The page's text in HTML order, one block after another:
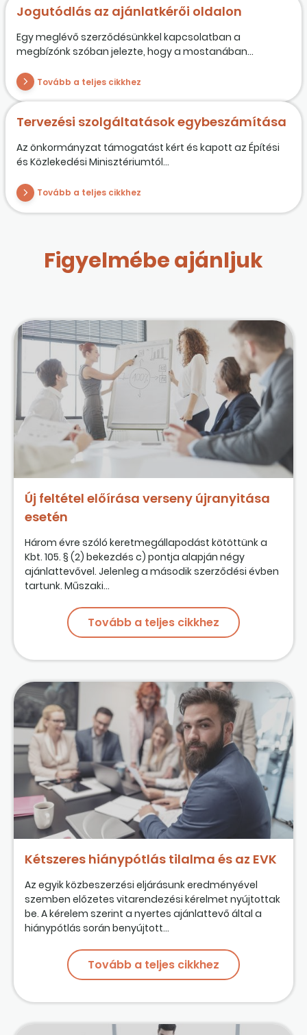
Jogutódlás az ajánlatkérői oldalon
Egy meglévő szerződésünkkel kapcsolatban a
megbízónk szóban jelezte, hogy a mostanában...
Tovább a teljes cikkhez
Tervezési szolgáltatások egybeszámítása
Az önkormányzat támogatást kért és kapott az Építési
és Közlekedési Minisztériumtól...
Tovább a teljes cikkhez
Figyelmébe ajánljuk
Új feltétel előírása verseny újranyitása
esetén
Három évre szóló keretmegállapodást kötöttünk a
Kbt. 105. § (2) bekezdés c) pontja alapján négy
ajánlattevővel. Jelenleg a második szerződési évben
tartunk. Műszaki...
Tovább a teljes cikkhez
Kétszeres hiánypótlás tilalma és az EVK
Az egyik közbeszerzési eljárásunk eredményével
szemben előzetes vitarendezési kérelmet nyújtottak
be. A kérelem szerint a nyertes ajánlattevő által a
hiánypótlás során benyújtott...
Tovább a teljes cikkhez